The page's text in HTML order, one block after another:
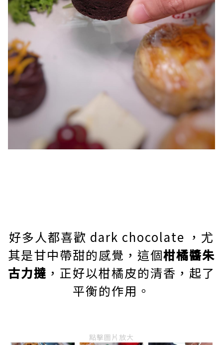
好多人都喜歡 dark chocolate ，尤
其是甘中帶甜的感覺，這個柑橘醬朱
古力撻 ，正好以柑橘皮的清香，起了
平衡的作用。
點擊圖片放大